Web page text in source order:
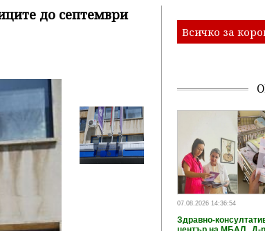
до септември
Всичко за
07.08.2026 14:36:54
Здравно-